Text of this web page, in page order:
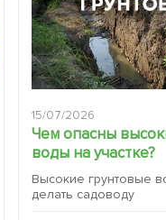
15/07/2026
Чем опасны
воды на участке?
Высокие грунтовые
делать садоводу